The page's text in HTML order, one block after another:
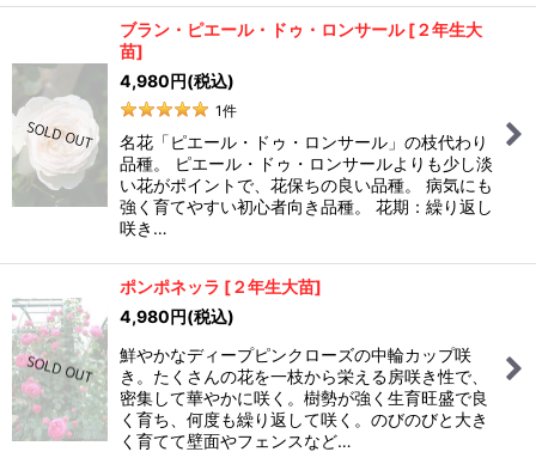
ブラン・ピエール・ドゥ・ロンサール [２年生大
苗]
4,980円(税込)
1件
名花「ピエール・ドゥ・ロンサール」の枝代わり
品種。 ピエール・ドゥ・ロンサールよりも少し淡
い花がポイントで、花保ちの良い品種。 病気にも
強く育てやすい初心者向き品種。 花期：繰り返し
咲き…
ポンポネッラ [２年生大苗]
4,980円(税込)
鮮やかなディープピンクローズの中輪カップ咲
き。たくさんの花を一枝から栄える房咲き性で、
密集して華やかに咲く。樹勢が強く生育旺盛で良
く育ち、何度も繰り返して咲く。のびのびと大き
く育てて壁面やフェンスなど…